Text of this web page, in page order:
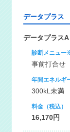
データプラス
データプラスA
診断メニュー
事前打合せ
年間エネルギ
300kL未満
料金（税込）
16,170円